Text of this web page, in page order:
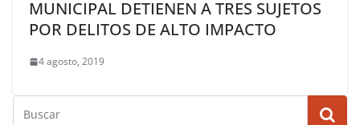
MUNICIPAL DETIENEN A TRES SUJETOS
POR DELITOS DE ALTO IMPACTO
4 agosto, 2019